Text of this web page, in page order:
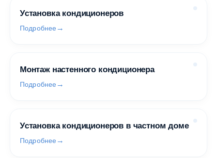
Установка кондиционеров
Подробнее
Монтаж настенного кондиционера
Подробнее
Установка кондиционеров в частном доме
Подробнее